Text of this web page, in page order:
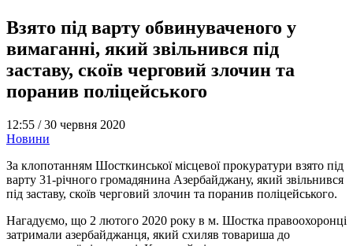
Взято під варту обвинуваченого у
вимаганні, який звільнився під
заставу, скоїв черговий злочин та
поранив поліцейського
12:55 /30 червня 2020
Новини
За клопотанням Шосткинської місцевої прокуратури взято під
варту 31-річного громадянина Азербайджану, який звільнився
під заставу, скоїв черговий злочин та поранив поліцейського.
Нагадуємо, що 2 лютого 2020 року в м. Шостка правоохоронці
затримали азербайджанця, який схиляв товариша до